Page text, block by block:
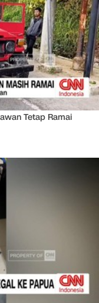
Tetap Ramai